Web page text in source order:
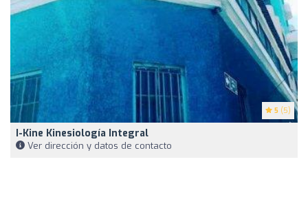
5 (5)
I-Kine Kinesiología Integral
Ver dirección y datos de contacto